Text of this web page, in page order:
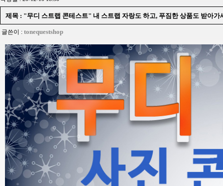
제목 : "무디 스트랩 콘테스트" 내 스트랩 자랑도 하고, 푸짐한 상품도 받아가
글쓴이 : tonequestshop